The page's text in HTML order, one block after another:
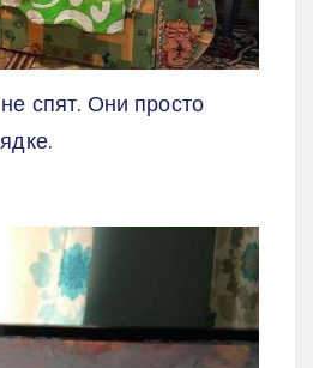
спят. Они просто